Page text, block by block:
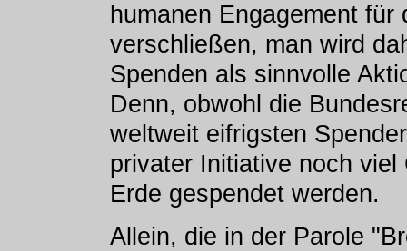
humanen Engagement
verschließen, man wird
Spenden als sinnvolle
Denn, obwohl die
weltweit eifrigsten
privater Initiative noch
Erde gespendet werden.
Allein, die in der Parole